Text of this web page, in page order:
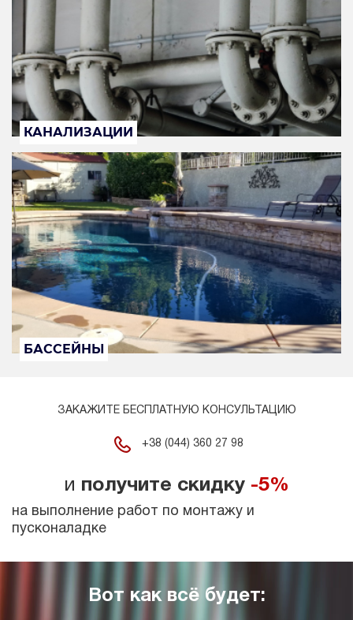
КАНАЛИЗАЦИИ
БАССЕЙНЫ
ЗАКАЖИТЕ БЕСПЛАТНУЮ КОНСУЛЬТАЦИЮ
+38 (044) 360 27 98
и получите скидку -5%
на выполнение работ по монтажу и
пусконаладке
Вот как всё будет: